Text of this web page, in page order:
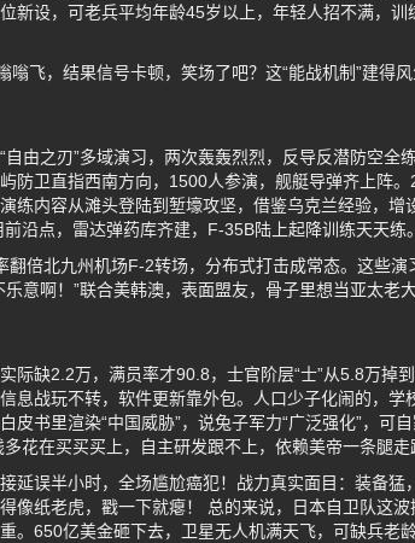
新设，可老兵平均年龄45岁以上，年轻人招不满，训
嗡飞，结果信号卡顿，笑场了吧？这“能战机制”建得
由之刃”多域演习，两次轰轰烈烈，反导反潜防空全
防卫直指西南方向，1500人参演，舰艇导弹齐上阵。
练内容从滩头登陆到堑壕攻坚，借鉴乌克兰经验，增
沿点，雷达弹药库齐建，F-35B陆上起降训练天天练。
倍北九州机场F-2转场，分布式打击成常态。这些演
意啊！”联合美韩澳，表面盟友，骨子里想当亚太老
际缺2.2万，满员率才90.8，士官阶层“士”从5.8万掉
息战玩不转，软件更新靠外包。人口少子化闹的，学
书里渲染“中国威胁”，说兔子军力“广泛强化”，可
花在买买买上，自主研发跟不上，依赖美帝一条腿走
延误半小时，全场尴尬癌犯！战力真实面目：装备猛
像纸老虎，戳一下就瘪！ 总的来说，日本自卫队这波
。650亿美金砸下去，卫星无人机满天飞，可缺兵老